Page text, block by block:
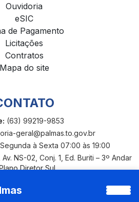
Ouvidoria
eSIC
de Pagamento
Licitações
Contratos
Mapa do site
(63) 99219-9853
geral@palmas.to.gov.br
Segunda à Sexta 07:00 às 19:00
NS-02, Conj. 1, Ed. Buriti – 3º Andar
Diretor Sul